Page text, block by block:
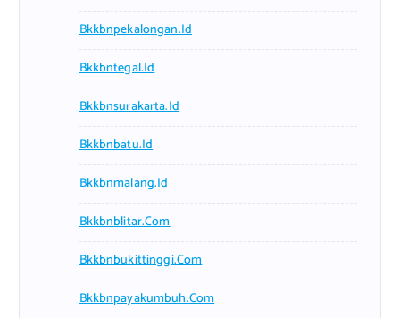
Bkkbnpekalongan.id
Bkkbntegal.id
Bkkbnsurakarta.id
Bkkbnbatu.id
Bkkbnmalang.id
Bkkbnblitar.com
Bkkbnbukittinggi.com
Bkkbnpayakumbuh.com